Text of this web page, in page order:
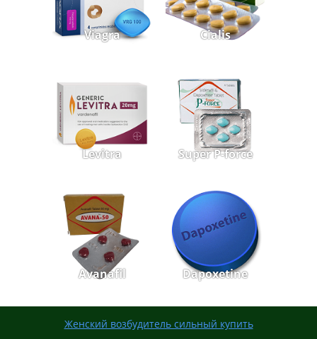
Viagra Cialis
Levitra Super P-force
Avanafil Dapoxetine
Женский возбудитель сильный купить